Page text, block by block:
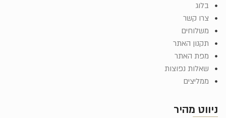
ניווט מהיר
בלוג
צרו קשר
משלוחים
תקנון האתר
מפת האתר
שאלות נפוצות
ממליצים